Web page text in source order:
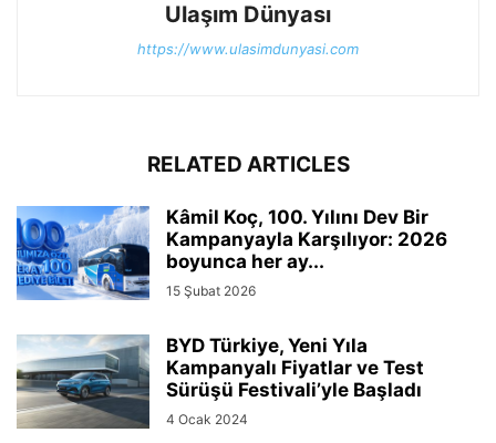
Ulaşım Dünyası
https://www.ulasimdunyasi.com
RELATED ARTICLES
Kâmil Koç, 100. Yılını Dev Bir
Kampanyayla Karşılıyor: 2026
boyunca her ay...
15 Şubat 2026
BYD Türkiye, Yeni Yıla
Kampanyalı Fiyatlar ve Test
Sürüşü Festivali’yle Başladı
4 Ocak 2024